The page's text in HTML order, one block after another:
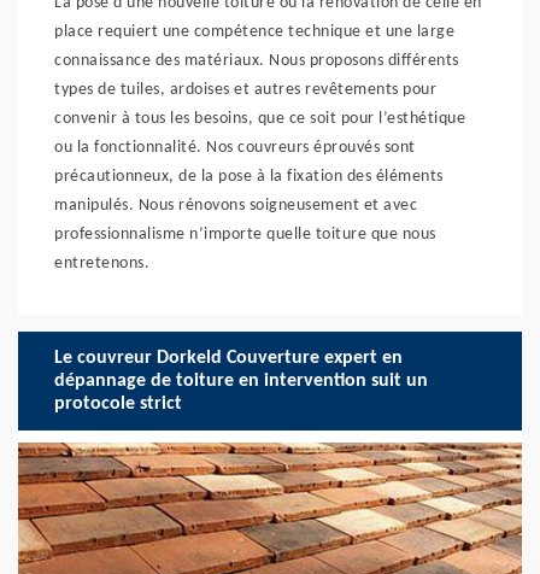
place requiert une compétence technique et une large
connaissance des matériaux. Nous proposons différents
types de tuiles, ardoises et autres revêtements pour
convenir à tous les besoins, que ce soit pour l’esthétique
ou la fonctionnalité. Nos couvreurs éprouvés sont
précautionneux, de la pose à la fixation des éléments
manipulés. Nous rénovons soigneusement et avec
professionnalisme n’importe quelle toiture que nous
entretenons.
Le couvreur Dorkeld Couverture expert en
dépannage de toiture en intervention suit un
protocole strict